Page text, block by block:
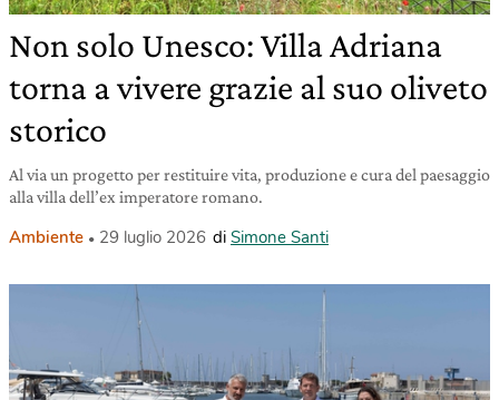
Non solo Unesco: Villa Adriana
torna a vivere grazie al suo oliveto
storico
Al via un progetto per restituire vita, produzione e cura del paesaggio
alla villa dell’ex imperatore romano.
Ambiente 29 luglio 2026 di Simone Santi